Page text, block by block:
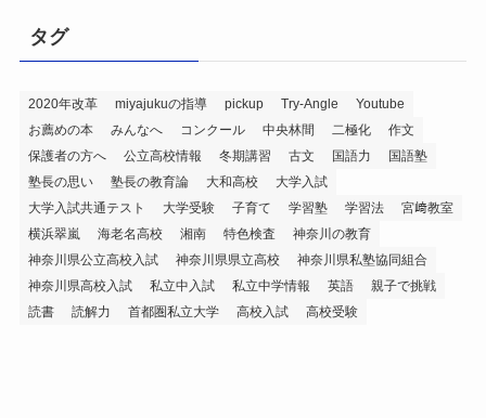
タグ
2020年改革 miyajukuの指導 pickup Try-Angle
Youtube
お薦めの本
みんなへ コンクール 中央林間 二極化
作文
保護者の方へ
公立高校情報 冬期講習 古文 国語力
国語塾
塾長の思い
塾長の教育論 大和高校
大学入試
大学入試共通テスト
大学受験 子育て 学習塾 学習法
宮﨑教室
横浜翠嵐
海老名高校 湘南 特色検査
神奈川の教育
神奈川県公立高校入試
神奈川県県立高校
神奈川県私塾協同組合
神奈川県高校入試
私立中入試 私立中学情報 英語
親子で挑戦
読書
読解力 首都圏私立大学 高校入試 高校受験